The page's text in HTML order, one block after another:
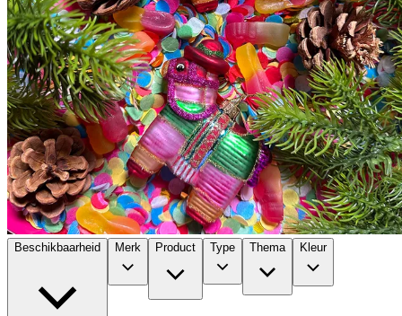
Beschikbaarheid Merk Product Type Thema Kleur